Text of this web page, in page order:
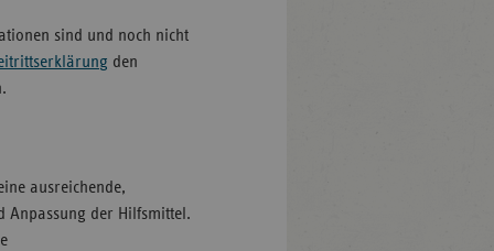
sind und noch nicht
den
ausreichende,
Anpassung der Hilfsmittel.